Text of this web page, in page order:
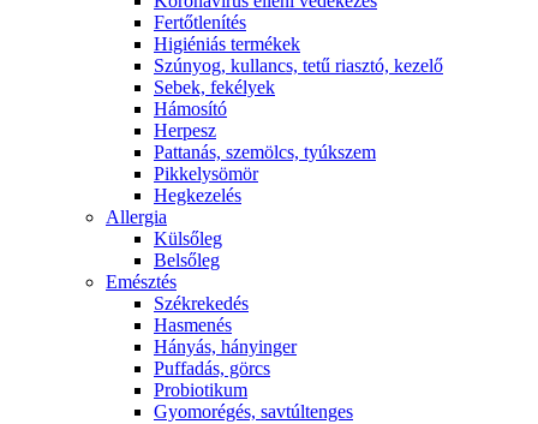
Fertőtlenítés
Higiéniás termékek
Szúnyog, kullancs, tetű riasztó, kezelő
Sebek, fekélyek
Hámosító
Herpesz
Pattanás, szemölcs, tyúkszem
Pikkelysömör
Hegkezelés
Allergia
Külsőleg
Belsőleg
Emésztés
Székrekedés
Hasmenés
Hányás, hányinger
Puffadás, görcs
Probiotikum
Gyomorégés, savtúltenges